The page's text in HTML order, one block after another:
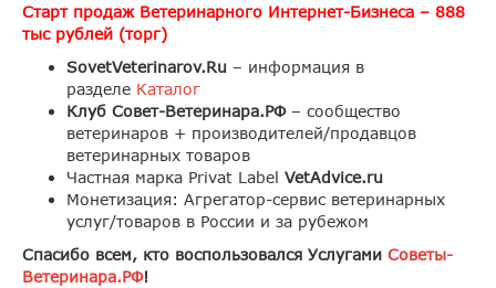
Старт продаж Ветеринарного Интернет-Бизнеса – 888
тыс рублей (торг)
SovetVeterinarov.Ru – информация в
разделе Каталог
Клуб Совет-Ветеринара.РФ– сообщество
ветеринаров + производителей/продавцов
ветеринарных товаров
Частная марка Privat Label VetAdvice.ru
Монетизация: Агрегатор-сервис ветеринарных
услуг/товаров в России и за рубежом
Спасибо всем, кто воспользовался Услугами Советы-
Ветеринара.РФ!